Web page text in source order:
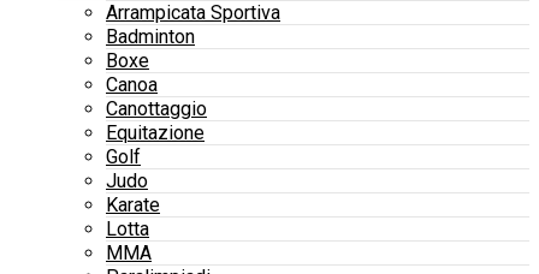
Arrampicata Sportiva
Badminton
Boxe
Canoa
Canottaggio
Equitazione
Golf
Judo
Karate
Lotta
MMA